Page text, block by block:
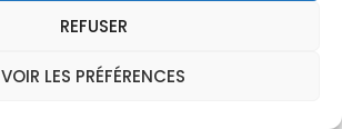
REFUSER
VOIR LES PRÉFÉRENCES